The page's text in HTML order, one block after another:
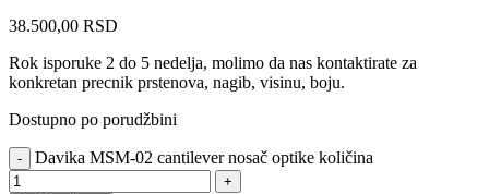
38.500,00 RSD
Rok isporuke 2 do 5 nedelja, molimo da nas kontaktirate za
konkretan precnik prstenova, nagib, visinu, boju.
Dostupno po porudžbini
Davika MSM-02 cantilever nosač optike količina